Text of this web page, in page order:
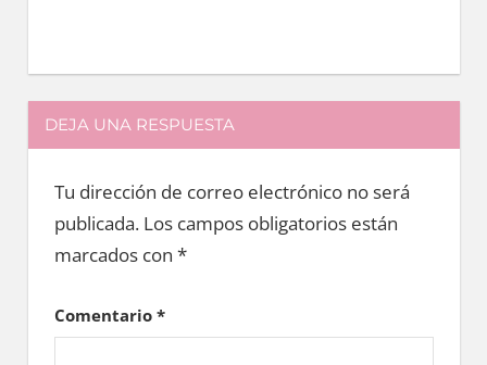
DEJA UNA RESPUESTA
Tu dirección de correo electrónico no será
publicada. Los campos obligatorios están
marcados con *
Comentario *